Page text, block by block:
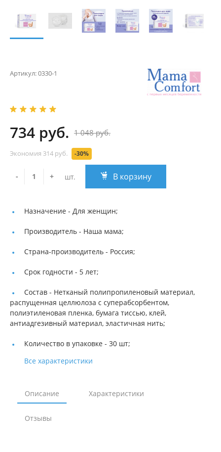
Артикул:0330-1
734 руб. 1 048 руб.
Экономия 314 руб. -30%
- + шт. В корзину
Назначение - Для женщин;
Производитель - Наша мама;
Страна-производитель - Россия;
Срок годности - 5 лет;
Состав - Нетканый полипропиленовый материал,
распущенная целлюлоза с суперабсорбентом,
полиэтиленовая пленка, бумага тиссью, клей,
антиадгезивный материал, эластичная нить;
Количество в упаковке - 30 шт;
Все характеристики
Описание Характеристики
Отзывы